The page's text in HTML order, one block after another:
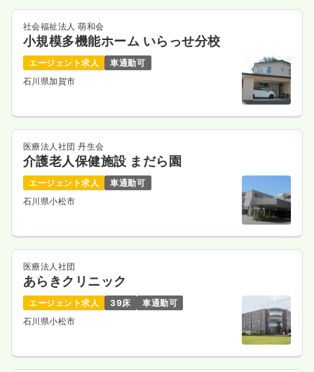
社会福祉法人 萌和会
小規模多機能ホーム いらっせ分校
エージェント求人
車通勤可
石川県加賀市
医療法人社団 丹生会
介護老人保健施設 まだら園
エージェント求人
車通勤可
石川県小松市
医療法人社団
あらきクリニック
エージェント求人 39床
車通勤可
石川県小松市